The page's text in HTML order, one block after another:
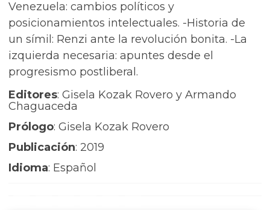
Venezuela: cambios políticos y
posicionamientos intelectuales. -Historia de
un símil: Renzi ante la revolución bonita. -La
izquierda necesaria: apuntes desde el
progresismo postliberal.
Editores: Gisela Kozak Rovero y Armando
Chaguaceda
Prólogo: Gisela Kozak Rovero
Publicación: 2019
Idioma: Español